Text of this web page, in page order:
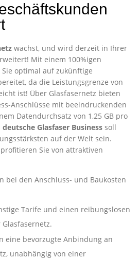
wächst, und wird derzeit in Ihrer
Mit einem 100%igen
optimal auf zukünftige
da die Leistungsgrenze von
ist! Über Glasfasernetz bieten
Anschlüsse mit beeindruckenden
Datendurchsatz von 1,25 GB pro
deutsche Glasfaser Business soll
auf der Welt sein.
Sie von attraktiven
bei den Anschluss- und Baukosten
Tarife und einen reibungslosen
eine bevorzugte Anbindung an
unabhängig von einer